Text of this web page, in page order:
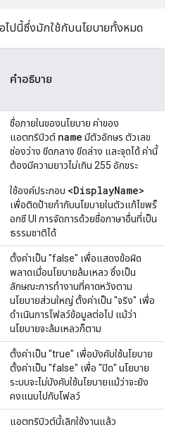
ปนี้ซึ่งมักใช้กับนโยบายทั้งหมด
คำอธิบาย
ชื่อภายในของนโยบาย ค่าของ
แอตทริบิวต์ name มีตัวอักษร ตัวเลข
ช่องว่าง ขีดกลาง ขีดล่าง และจุดได้ ค่านี้
ต้องมีความยาวไม่เกิน 255 อักขระ
ใช้องค์ประกอบ <DisplayName>
เพื่อติดป้ายกํากับนโยบายในตัวแก้ไขพร็
อกซี UI การจัดการด้วยชื่อภาษาอื่นที่เป็น
ธรรมชาติได้
ตั้งค่าเป็น "false" เพื่อแสดงข้อผิด
พลาดเมื่อนโยบายล้มเหลว ซึ่งเป็น
ลักษณะการทํางานที่คาดหวังตาม
นโยบายส่วนใหญ่ ตั้งค่าเป็น "จริง" เพื่อ
ดําเนินการโฟลว์ข้อมูลต่อไป แม้ว่า
นโยบายจะล้มเหลวก็ตาม
ตั้งค่าเป็น "true" เพื่อบังคับใช้นโยบาย
ตั้งค่าเป็น "false" เพื่อ "ปิด" นโยบาย
ระบบจะไม่บังคับใช้นโยบายแม้ว่าจะยัง
คงแนบไปกับโฟลว์
แอตทริบิวต์นี้เลิกใช้งานแล้ว